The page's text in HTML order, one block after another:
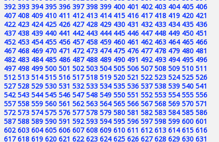
392 393 394 395 396 397 398 399 400 401 402 403 404 405 406
407 408 409 410 411 412 413 414 415 416 417 418 419 420 421
422 423 424 425 426 427 428 429 430 431 432 433 434 435 436
437 438 439 440 441 442 443 444 445 446 447 448 449 450 451
452 453 454 455 456 457 458 459 460 461 462 463 464 465 466
467 468 469 470 471 472 473 474 475 476 477 478 479 480 481
482 483 484 485 486 487 488 489 490 491 492 493 494 495 496
497 498 499 500 501 502 503 504 505 506 507 508 509 510 511
512 513 514 515 516 517 518 519 520 521 522 523 524 525 526
527 528 529 530 531 532 533 534 535 536 537 538 539 540 541
542 543 544 545 546 547 548 549 550 551 552 553 554 555 556
557 558 559 560 561 562 563 564 565 566 567 568 569 570 571
572 573 574 575 576 577 578 579 580 581 582 583 584 585 586
587 588 589 590 591 592 593 594 595 596 597 598 599 600 601
602 603 604 605 606 607 608 609 610 611 612 613 614 615 616
617 618 619 620 621 622 623 624 625 626 627 628 629 630 631